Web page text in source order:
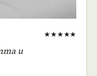
★★★★★
и